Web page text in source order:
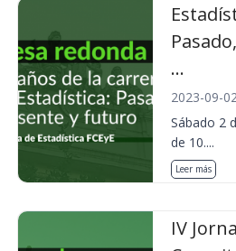
...
2023-09-
Sábado 2
de 10....
Leer más
IV